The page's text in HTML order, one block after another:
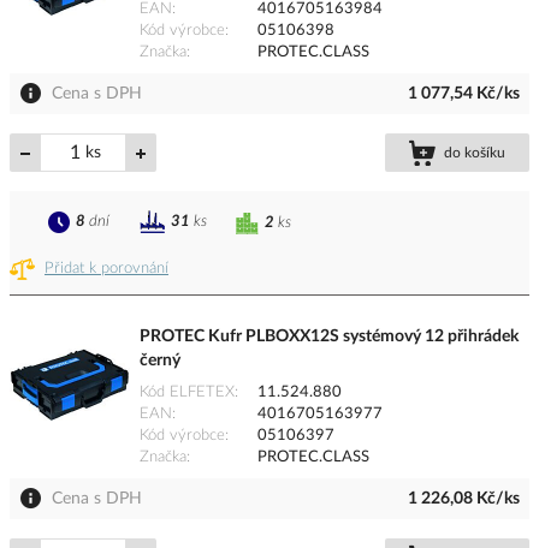
EAN
4016705163984
Kód výrobce
05106398
Značka
PROTEC.CLASS
Cena s DPH 1 077,54 Kč/ks
ks do košíku
Přidat k porovnání
2 ks
8 dní 31 ks
PROTEC Kufr PLBOXX12S systémový 12 přihrádek
černý
Kód ELFETEX
11.524.880
EAN
4016705163977
Kód výrobce
05106397
Značka
PROTEC.CLASS
Cena s DPH 1 226,08 Kč/ks